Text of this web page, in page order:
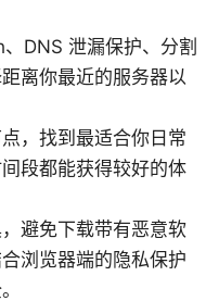
DNS 泄漏保护、分割
离你最近的服务器以
，找到最适合你日常
段都能获得较好的体
避免下载带有恶意软
浏览器端的隐私保护